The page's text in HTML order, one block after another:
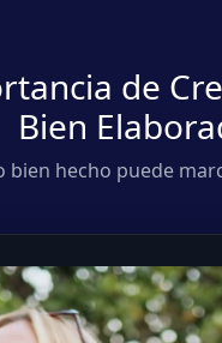
de
Bien
bien hecho puede